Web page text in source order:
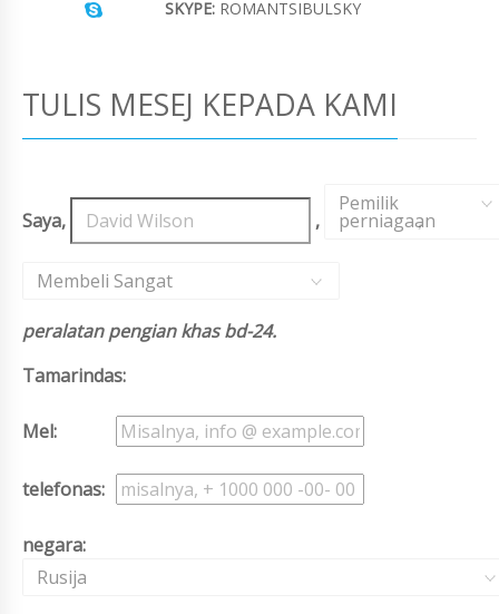
SKYPE: ROMANTSIBULSKY
TULIS MESEJ KEPADA KAMI
Saya, ,
Pemilik
perniagaan
,
Membeli Sangat
peralatan pengian khas bd-24.
Tamarindas:
Mel:
telefonas:
negara:
Rusija